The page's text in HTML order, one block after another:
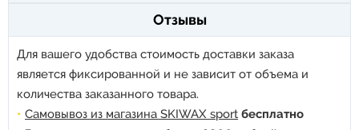
Отзывы
Для вашего удобства стоимость доставки заказа
является фиксированной и не зависит от объема и
количества заказанного товара.
Самовывоз из магазина SKIWAX sport бесплатно